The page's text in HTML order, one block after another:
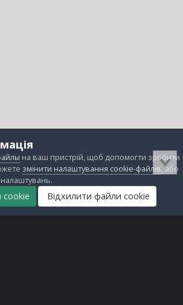
на ваш пристрій, щоб допомогти зробити
змінити налаштування cookie-файлів, або
Відхилити файли cookie
Завантаження Непрочитані Реєстрація